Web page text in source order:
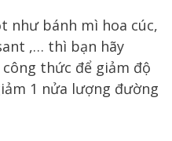
như bánh mì hoa cúc,
,… thì bạn hãy
thức để giảm độ
1 nửa lượng đường